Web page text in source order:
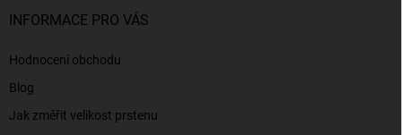
INFORMACE PRO VÁS
Hodnocení obchodu
Blog
Jak změřit velikost prstenu